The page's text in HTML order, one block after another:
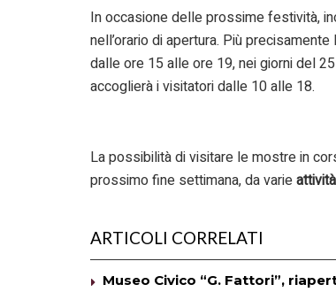
In occasione delle prossime festività,
nell’orario di apertura. Più
dalle ore 15 alle ore 19, nei giorni del
accoglierà i visitatori dalle 10 alle 18.
La possibilità di visitare le mostre in
prossimo fine settimana, da varie
ARTICOLI CORRELATI
Museo Civico “G. Fattori”,